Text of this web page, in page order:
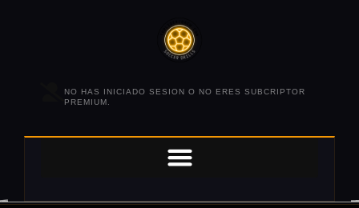
NO HAS INICIADO SESION O NO ERES SUBCRIPTOR
PREMIUM.